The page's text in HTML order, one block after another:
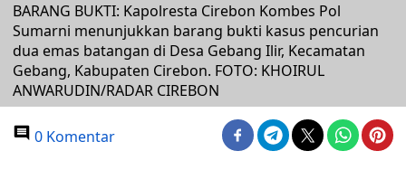
BARANG BUKTI: Kapolresta Cirebon Kombes Pol
Sumarni menunjukkan barang bukti kasus pencurian
dua emas batangan di Desa Gebang Ilir, Kecamatan
Gebang, Kabupaten Cirebon. FOTO: KHOIRUL
ANWARUDIN/RADAR CIREBON
0 Komentar